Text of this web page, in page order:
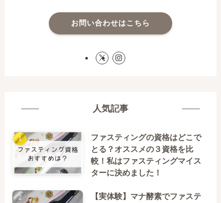
お問い合わせはこちら
人気記事
ファスティングの資格はどこで
とる？オススメの３資格を比
較！私はファスティングマイス
ターに決めました！
【実体験】マナ酵素でファステ